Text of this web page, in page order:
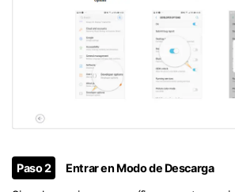
Paso 2
Entrar en Modo de Descarga